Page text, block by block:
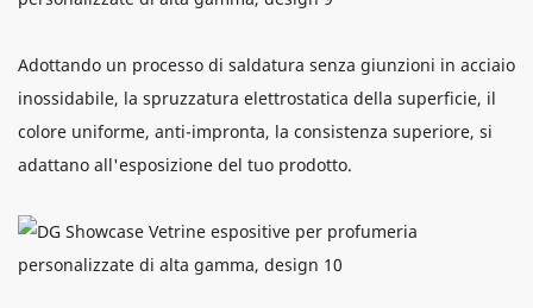
Adottando un processo di saldatura senza giunzioni in acciaio
inossidabile, la spruzzatura elettrostatica della superficie, il
colore uniforme, anti-impronta, la consistenza superiore, si
adattano all'esposizione del tuo prodotto.